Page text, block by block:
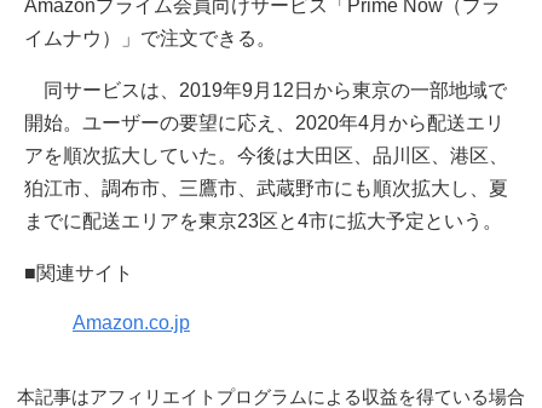
Amazonプライム会員向けサービス「Prime Now（プラ
イムナウ）」で注文できる。
同サービスは、2019年9月12日から東京の一部地域で
開始。ユーザーの要望に応え、2020年4月から配送エリ
アを順次拡大していた。今後は大田区、品川区、港区、
狛江市、調布市、三鷹市、武蔵野市にも順次拡大し、夏
までに配送エリアを東京23区と4市に拡大予定という。
■関連サイト
Amazon.co.jp
本記事はアフィリエイトプログラムによる収益を得ている場合